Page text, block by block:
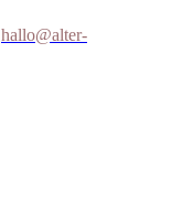
hallo@alter-